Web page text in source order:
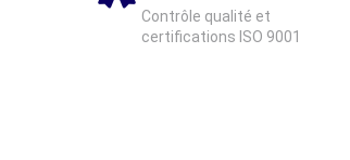
Contrôle qualité et
certifications ISO 9001